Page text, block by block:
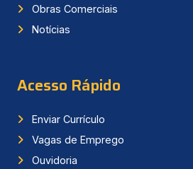
Obras Comerciais
Notícias
Acesso Rápido
Enviar Currículo
Vagas de Emprego
Ouvidoria